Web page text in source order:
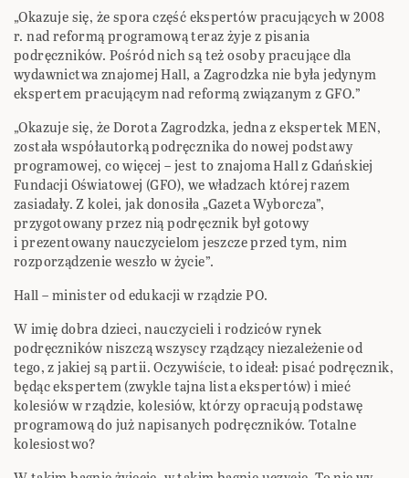
„Okazuje się, że spora część ekspertów pracujących w 2008
r. nad reformą programową teraz żyje z pisania
podręczników. Pośród nich są też osoby pracujące dla
wydawnictwa znajomej Hall, a Zagrodzka nie była jedynym
ekspertem pracującym nad reformą związanym z GFO.”
„Okazuje się, że Dorota Zagrodzka, jedna z ekspertek MEN,
została współautorką podręcznika do nowej podstawy
programowej, co więcej – jest to znajoma Hall z Gdańskiej
Fundacji Oświatowej (GFO), we władzach której razem
zasiadały. Z kolei, jak donosiła „Gazeta Wyborcza”,
przygotowany przez nią podręcznik był gotowy
i prezentowany nauczycielom jeszcze przed tym, nim
rozporządzenie weszło w życie”.
Hall – minister od edukacji w rządzie PO.
W imię dobra dzieci, nauczycieli i rodziców rynek
podręczników niszczą wszyscy rządzący niezależenie od
tego, z jakiej są partii. Oczywiście, to ideał: pisać podręcznik,
będąc ekspertem (zwykle tajna lista ekspertów) i mieć
kolesiów w rządzie, kolesiów, którzy opracują podstawę
programową do już napisanych podręczników. Totalne
kolesiostwo?